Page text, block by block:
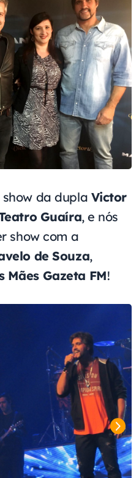
da dupla Victor
Guaíra, e nós
show com a
de Souza,
Mães Gazeta FM!